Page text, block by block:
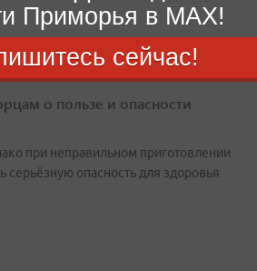
о пользе и опасности
при неправильном приготовлении
серьёзную опасность для здоровья
Приморья в MAX!
сейчас!